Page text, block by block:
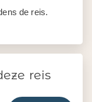
de reis.
reis